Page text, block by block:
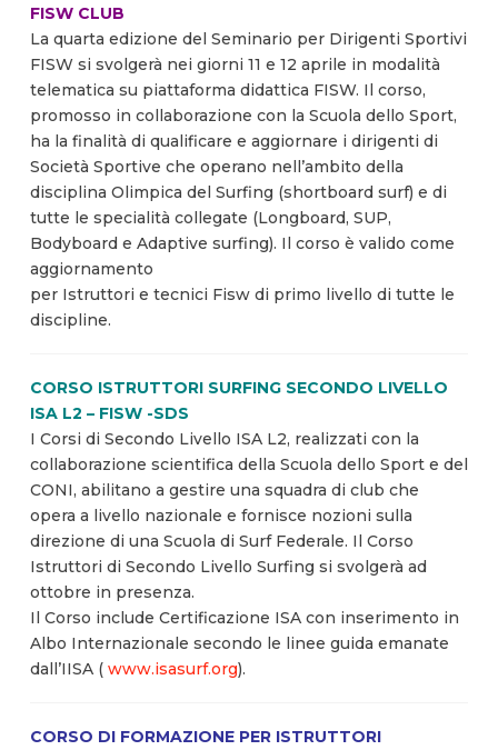
FISW CLUB
La quarta edizione del Seminario per Dirigenti Sportivi
FISW si svolgerà nei giorni 11 e 12 aprile in modalità
telematica su piattaforma didattica FISW. Il corso,
promosso in collaborazione con la Scuola dello Sport,
ha la finalità di qualificare e aggiornare i dirigenti di
Società Sportive che operano nell’ambito della
disciplina Olimpica del Surfing (shortboard surf) e di
tutte le specialità collegate (Longboard, SUP,
Bodyboard e Adaptive surfing). Il corso è valido come
aggiornamento
per Istruttori e tecnici Fisw di primo livello di tutte le
discipline.
CORSO ISTRUTTORI SURFING SECONDO LIVELLO
ISA L2 – FISW -SDS
I Corsi di Secondo Livello ISA L2, realizzati con la
collaborazione scientifica della Scuola dello Sport e del
CONI, abilitano a gestire una squadra di club che
opera a livello nazionale e fornisce nozioni sulla
direzione di una Scuola di Surf Federale. Il Corso
Istruttori di Secondo Livello Surfing si svolgerà ad
ottobre in presenza.
Il Corso include Certificazione ISA con inserimento in
Albo Internazionale secondo le linee guida emanate
dall’IISA ( www.isasurf.org).
CORSO DI FORMAZIONE PER ISTRUTTORI